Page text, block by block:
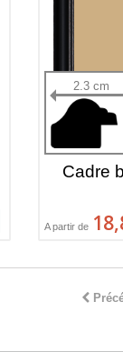
2.3 cm
Cadre
A partir de